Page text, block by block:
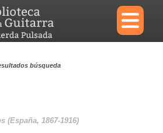
×
Diccionario
búsqueda
(España, 1867-1916)